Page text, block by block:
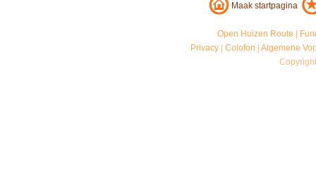
Maak startpagina
Open Huizen Route
Privacy |Colofon |Algemene